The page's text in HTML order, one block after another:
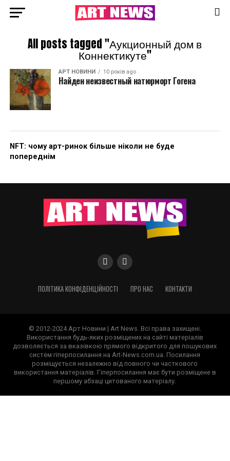
All posts tagged "Аукционный дом в
Коннектикуте"
АРТ НОВИНИ 10 років ago
Найден неизвестный натюрморт Гогена
NFT: чому арт-ринок більше ніколи не буде
попереднім
ПОЛІТИКА КОНФІДЕНЦІЙНОСТІ ПРО НАС КОНТАКТИ
© 2012-2024 Арт Новини | Art News. Всі права захищені.
Використання будь-яких розміщених на сайті матеріалів
дозволяється за вказівкою прямого відкритого для пошукових
систем гіперпосилання на Art-News.com.ua. Посилання
розміщується незалежно від повного чи часткового
використання матеріалів. Гіперпосилання має бути розміщене в
першому абзаці цитованого матеріалу.